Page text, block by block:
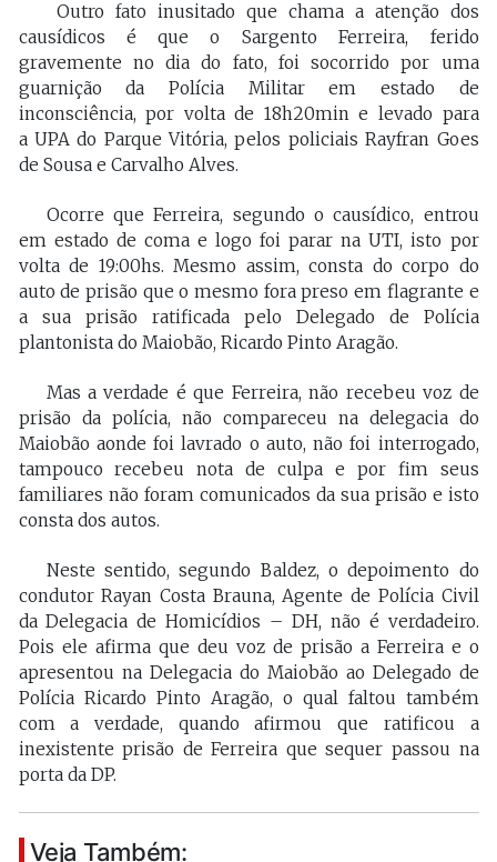
Outro fato inusitado que chama a atenção dos
causídicos é que o Sargento Ferreira, ferido
gravemente no dia do fato, foi socorrido por uma
guarnição da Polícia Militar em estado de
inconsciência, por volta de 18h20min e levado para
a UPA do Parque Vitória, pelos policiais Rayfran Goes
de Sousa e Carvalho Alves.
Ocorre que Ferreira, segundo o causídico, entrou
em estado de coma e logo foi parar na UTI, isto por
volta de 19:00hs. Mesmo assim, consta do corpo do
auto de prisão que o mesmo fora preso em flagrante e
a sua prisão ratificada pelo Delegado de Polícia
plantonista do Maiobão, Ricardo Pinto Aragão.
Mas a verdade é que Ferreira, não recebeu voz de
prisão da polícia, não compareceu na delegacia do
Maiobão aonde foi lavrado o auto, não foi interrogado,
tampouco recebeu nota de culpa e por fim seus
familiares não foram comunicados da sua prisão e isto
consta dos autos.
Neste sentido, segundo Baldez, o depoimento do
condutor Rayan Costa Brauna, Agente de Polícia Civil
da Delegacia de Homicídios – DH, não é verdadeiro.
Pois ele afirma que deu voz de prisão a Ferreira e o
apresentou na Delegacia do Maiobão ao Delegado de
Polícia Ricardo Pinto Aragão, o qual faltou também
com a verdade, quando afirmou que ratificou a
inexistente prisão de Ferreira que sequer passou na
porta da DP.
Veja Também: